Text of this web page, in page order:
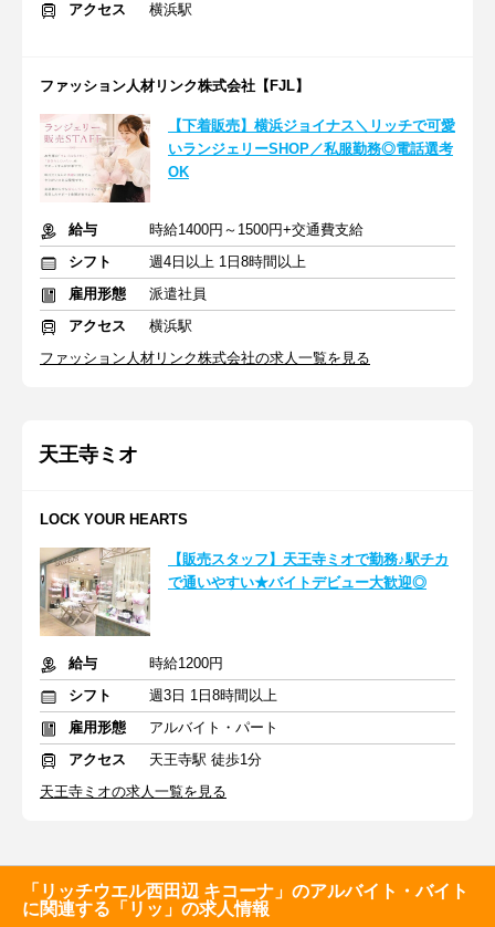
アクセス
横浜駅
ファッション人材リンク株式会社【FJL】
【下着販売】横浜ジョイナス＼リッチで可愛
いランジェリーSHOP／私服勤務◎電話選考
OK
給与
時給1400円～1500円+交通費支給
シフト
週4日以上 1日8時間以上
雇用形態
派遣社員
アクセス
横浜駅
ファッション人材リンク株式会社の求人一覧を見る
天王寺ミオ
LOCK YOUR HEARTS
【販売スタッフ】天王寺ミオで勤務♪駅チカ
で通いやすい★バイトデビュー大歓迎◎
給与
時給1200円
シフト
週3日 1日8時間以上
雇用形態
アルバイト・パート
アクセス
天王寺駅 徒歩1分
天王寺ミオの求人一覧を見る
「リッチウエル西田辺 キコーナ」のアルバイト・バイト
に関連する「リッ」の求人情報